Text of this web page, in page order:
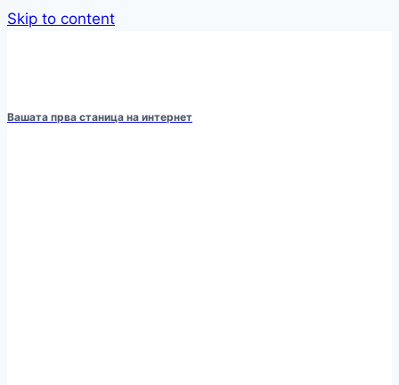
Skip to content
Вашата прва станица на интернет